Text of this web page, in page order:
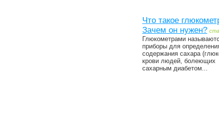
Что такое
Зачем он нужен?
Глюкометрами
приборы для
содержания сахара
крови людей, болеющих
сахарным диабетом...